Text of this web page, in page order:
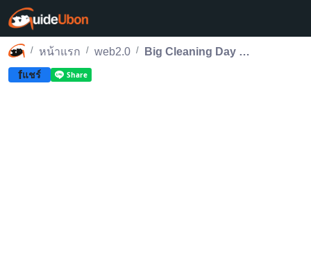
หน้าแรก web2.0 Big Cleaning Day คืนพื้นที่ทุ่งศรีเมือง หลังงานแห่เทียนอุบล
fแชร์